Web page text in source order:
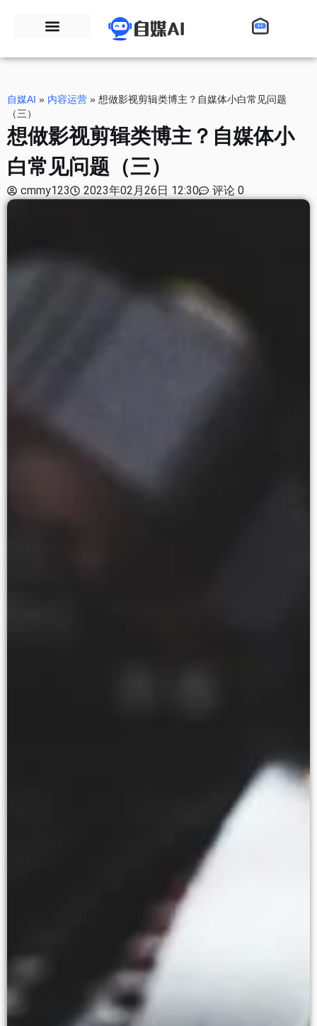
自媒AI » 内容运营 » 想做影视剪辑类博主？自媒体小白常见问题
（三）
想做影视剪辑类博主？自媒体小
白常见问题（三）
cmmy123 2023年02月26日 12:30 评论 0